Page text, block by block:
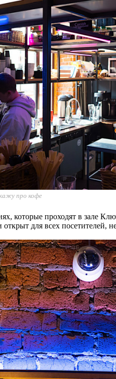
про кофе
которые проходят в зале
для всех посетителей,